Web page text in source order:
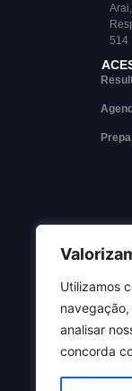
Utilizamos
analisar
concorda
514